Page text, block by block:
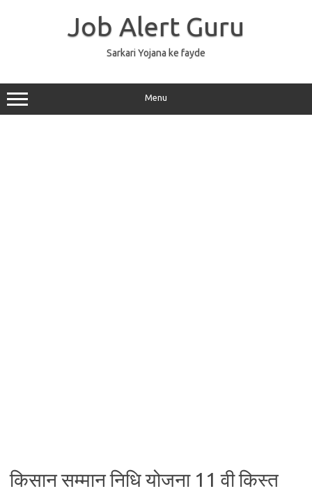
Job Alert Guru
Sarkari Yojana ke fayde
Menu
किसान सम्मान निधि योजना 11 वी किस्त